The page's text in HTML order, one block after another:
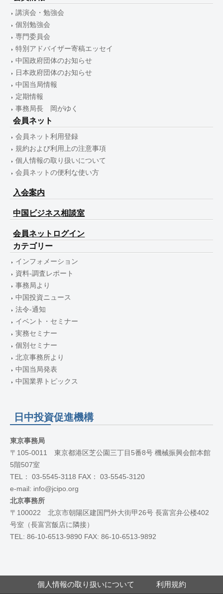
講演会・勉強会
個別勉強会
専門委員会
特別アドバイザー寄稿エッセイ
中国政府団体のお知らせ
日本政府団体のお知らせ
中国当局情報
定期情報
事務局長 岡がゆく
会員ネット
会員ネット利用登録
規約および利用上の注意事項
個人情報の取り扱いについて
会員ネットの便利な使い方
入会案内
中国ビジネス相談室
会員ネットログイン
カテゴリー
インフォメーション
資料-調査レポート
事務局より
中国投資ニュース
法令-通知
イベント・セミナー
実務セミナー
個別セミナー
北京事務所より
中国当局発表
中国業界トピックス
日中投資促進機構
東京事務局
〒105-0011 東京都港区芝公園三丁目5番8号 機械振興会館本館
5階507室
TEL： 03-5545-3118 FAX： 03-5545-3120
e-mail: info@jcipo.org
北京事務所
〒100022 北京市朝陽区建国門外大街甲26号 長富宮弁公楼402
号室（長富宮飯店に隣接）
TEL: 86-10-6513-9890 FAX: 86-10-6513-9892
個人情報の取り扱いについて 利用規約